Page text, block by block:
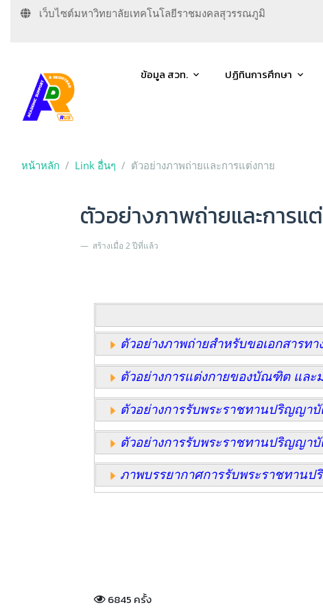
เว็บไซต์มหาวิทยาลัยเทคโนโลยีราชมงคลสุวรรณภูมิ
ข้อมูล สวท. ปฏิทินการศึกษา
หน้าหลัก Link อื่นๆ ตัวอย่างภาพถ่ายและการแต่งกาย
ตัวอย่างภาพถ่ายและการแ
สร้างเมื่อ 2 ปีที่แล้ว
ตัวอย่างภาพถ่ายสำหรับขอเอกสารทา
ตัวอย่างการแต่งกายของบัณฑิต แล
ตัวอย่างการรับพระราชทานปริญญา
ตัวอย่างการรับพระราชทานปริญญา
ภาพบรรยากาศการรับพระราชทาน
6845 ครั้ง